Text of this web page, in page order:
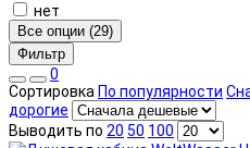
нет
Все опции (29)
Фильтр
0
Сортировка По популярности
дорогие
Выводить по 20 50 100